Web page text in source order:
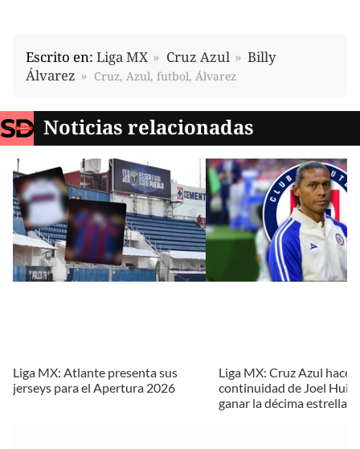
Escrito en: Liga MX Cruz Azul
Billy
Álvarez
Cruz, Azul, futbol, Álvarez
Noticias relacionadas
Liga MX: Atlante presenta sus
jerseys para el Apertura 2026
Liga MX: Cruz Azul hace
continuidad de Joel
ganar la décima estrella